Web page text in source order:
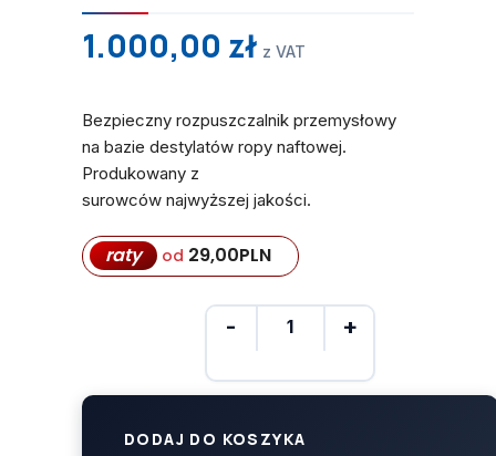
1.000,00 zł z VAT
Bezpieczny rozpuszczalnik przemysłowy
na bazie destylatów ropy naftowej.
Produkowany z
surowców najwyższej jakości.
raty od 29,00PLN
DODAJ DO KOSZYKA